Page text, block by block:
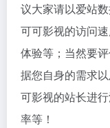
议大家请以爱站
可可影视的访问
体验等；当然要
据您自身的需求
可影视的站长进
率等！